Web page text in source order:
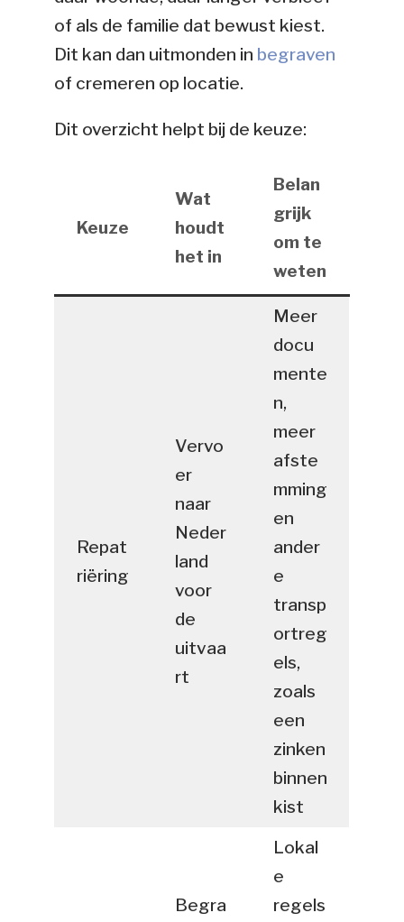
of als de familie dat bewust kiest.
Dit kan dan uitmonden in begraven
of cremeren op locatie.
Dit overzicht helpt bij de keuze:
Keuze
Wat
houdt
het in
Belan
grijk
om te
weten
Repat
riëring
Vervo
er
naar
Neder
land
voor
de
uitvaa
rt
Meer
docu
mente
n,
meer
afste
mming
en
ander
e
transp
ortreg
els,
zoals
een
zinken
binnen
kist
Begra
Lokal
e
regels